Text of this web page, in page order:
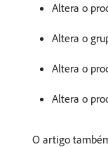
Altera o
Altera o
Altera o
Altera o
O artigo